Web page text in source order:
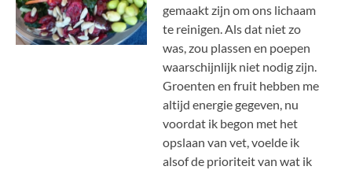
gemaakt zijn om ons lichaam
te reinigen. Als dat niet zo
was, zou plassen en poepen
waarschijnlijk niet nodig zijn.
Groenten en fruit hebben me
altijd energie gegeven, nu
voordat ik begon met het
opslaan van vet, voelde ik
alsof de prioriteit van wat ik